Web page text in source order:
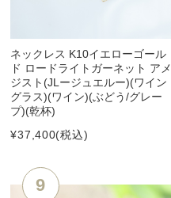
ネックレス K10イエローゴール
ド ロードライトガーネット アメ
ジスト(JLージュエルー)(ワイン
グラス)(ワイン)(ぶどう/グレー
プ)(乾杯)
¥37,400(税込)